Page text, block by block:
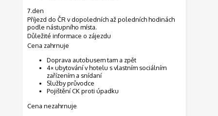
7.den
Příjezd do ČR v dopoledních až poledních hodinách
podle nástupního místa.
Důležité informace o zájezdu
Cena zahrnuje
Doprava autobusem tam a zpět
4× ubytování v hotelu s vlastním sociálním
zařízením a snídaní
Služby průvodce
Pojištění CK proti úpadku
Cena nezahrnuje